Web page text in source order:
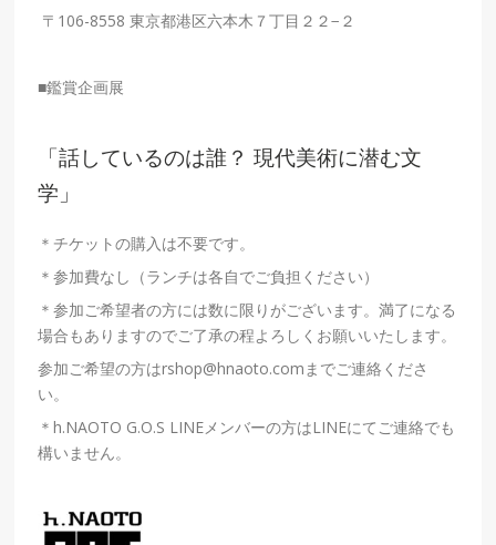
〒106-8558 東京都港区六本木７丁目２２−２
■鑑賞企画展
「話しているのは誰？ 現代美術に潜む文
学」
＊チケットの購入は不要です。
＊参加費なし（ランチは各自でご負担ください）
＊参加ご希望者の方には数に限りがございます。満了になる
場合もありますのでご了承の程よろしくお願いいたします。
参加ご希望の方はrshop@hnaoto.comまでご連絡くださ
い。
＊h.NAOTO G.O.S LINEメンバーの方はLINEにてご連絡でも
構いません。